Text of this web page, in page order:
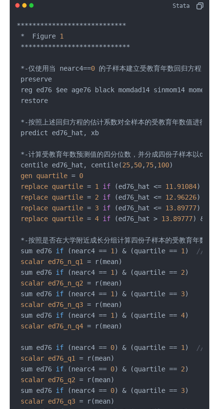
****************************
*  Figure 1
****************************
*-仅使用当 nearc4==0 的子样本建立受教育年数回归方程
preserve
reg ed76 $ee age76 black momdad14 sinmom14 momed
restore
*-按照上述回归方程的估计系数对全样本的受教育年数值进行预
predict ed76_hat, xb
*-计算受教育年数预测值的四分位数，并分成四份子样本以
centile ed76_hat, centile(25, 50, 75, 100)
gen quartile = 0
replace quartile = 1 if (ed76_hat <= 11.91084)
replace quartile = 2 if (ed76_hat <= 12.96226) &
replace quartile = 3 if (ed76_hat <= 13.89777) &
replace quartile = 4 if (ed76_hat > 13.89777) &
*-按照是否在大学附近成长分组计算四份子样本的受教育年数观
sum ed76 if (nearc4 == 1 ) & (quartile == 1 )
//
scalar ed76_n_q1 = r(mean)
sum ed76 if (nearc4 == 1 ) & (quartile == 2)
scalar ed76_n_q2 = r(mean)
sum ed76 if (nearc4 == 1 ) & (quartile == 3)
scalar ed76_n_q3 = r(mean)
sum ed76 if (nearc4 == 1 ) & (quartile == 4)
scalar ed76_n_q4 = r(mean)
sum ed76 if (nearc4 == 0) & (quartile == 1 )
//
scalar ed76_q1 = r(mean)
sum ed76 if (nearc4 == 0) & (quartile == 2)
scalar ed76_q2 = r(mean)
sum ed76 if (nearc4 == 0) & (quartile == 3)
scalar ed76_q3 = r(mean)